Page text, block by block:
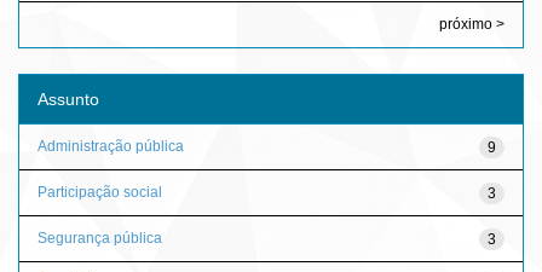
próximo >
Assunto
9
Administração pública
3
Participação social
3
Segurança pública